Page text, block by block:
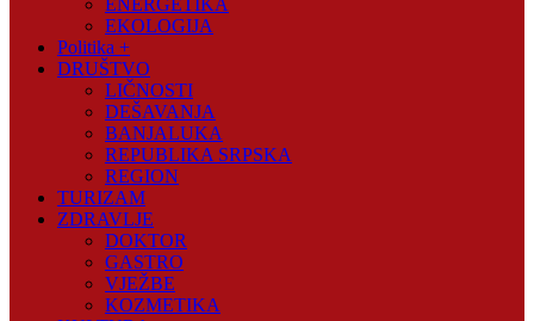
ENERGETIKA
EKOLOGIJA
Politika +
DRUŠTVO
LIČNOSTI
DEŠAVANJA
BANJALUKA
REPUBLIKA SRPSKA
REGION
TURIZAM
ZDRAVLJE
DOKTOR
GASTRO
VJEŽBE
KOZMETIKA